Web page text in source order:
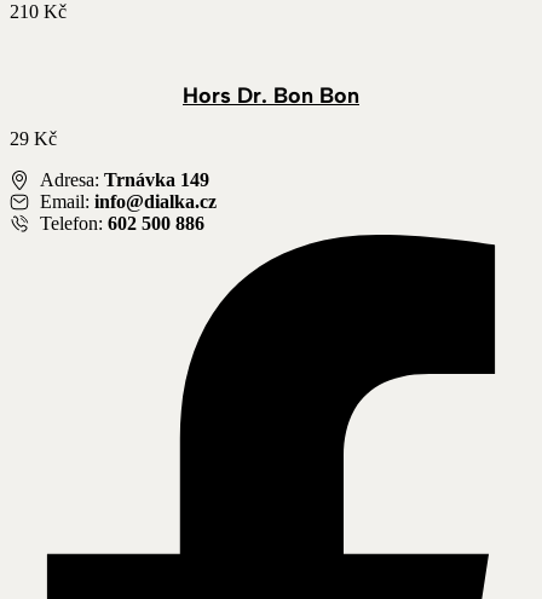
210 Kč
Hors Dr. Bon Bon
29 Kč
Adresa: Trnávka 149
Email: info@dialka.cz
Telefon: 602 500 886